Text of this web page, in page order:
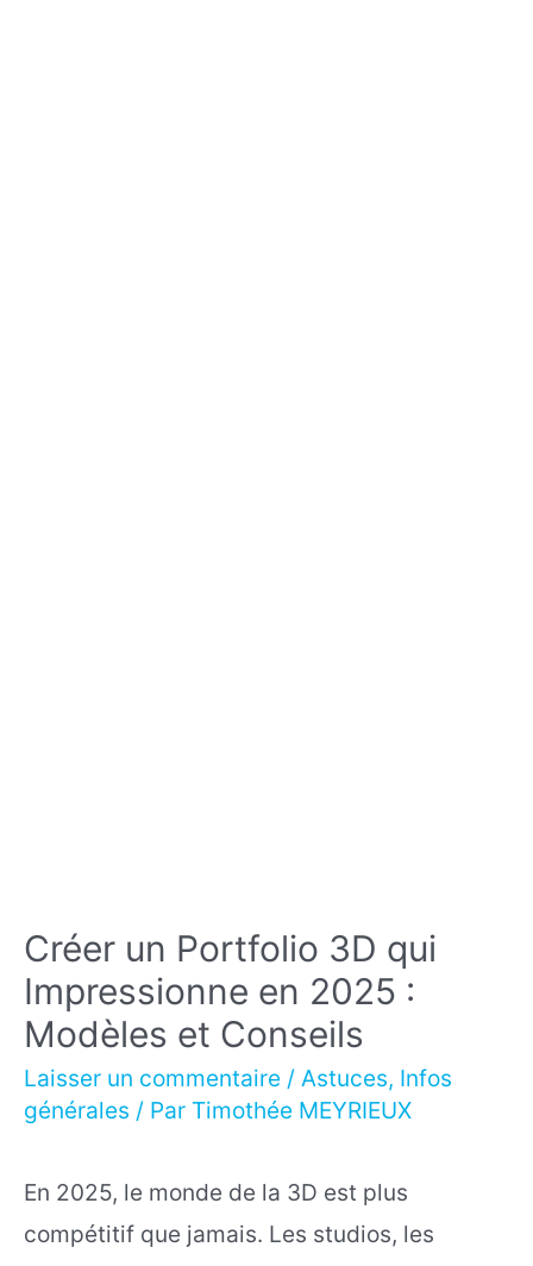
Créer un Portfolio 3D qui
Impressionne en 2025 :
Modèles et Conseils
Laisser un commentaire / Astuces, Infos
générales / Par Timothée MEYRIEUX
En 2025, le monde de la 3D est plus
compétitif que jamais. Les studios, les